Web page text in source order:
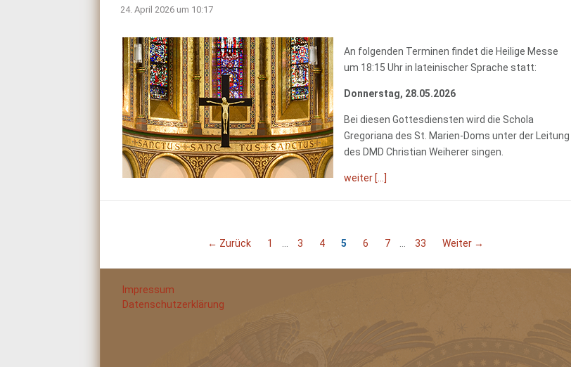
24. April 2026 um 10:17
An folgenden Terminen findet die Heilige Messe
um 18:15 Uhr in lateinischer Sprache statt:
Donnerstag, 28.05.2026
Bei diesen Gottesdiensten wird die Schola
Gregoriana des St. Marien-Doms unter der Leitung
des DMD Christian Weiherer singen.
weiter [...]
← Zurück 1 3 4 5 6 7 33 Weiter →
Impressum
Datenschutzerklärung